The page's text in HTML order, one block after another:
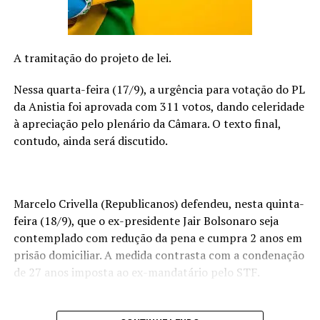
não apenas a paisagem da ilha, mas também os
sentimentos que ela desperta. Desde os primeiros
banhos de mar até as caminhadas noturnas pela praia.
Cada momento foi transformado em verso e melodia.
“Com essa música, quero compartilhar uma parte
sensível da minha história” , explica Fabio. “São vivências
e perspectivas muito íntimas e subjetivas. O single é um
agradecimento
A sonoridade da faixa combina elementos damúsica
brasileira com rock e blues, criando uma atmosfera
envolvente que reflete perfeitamente as paisagens e
emoções descritas na letra. A batida percussiva de violão
A tramitação do projeto de lei.
Nessa quarta-feira (17/9), a urgência para votação do PL
da Anistia foi aprovada com 311 votos, dando celeridade
à apreciação pelo plenário da Câmara. O texto final,
contudo, ainda será discutido.
Marcelo Crivella (Republicanos) defendeu, nesta quinta-
feira (18/9), que o ex-presidente Jair Bolsonaro seja
contemplado com redução da pena e cumpra 2 anos em
prisão domiciliar. A medida contrasta com a condenação
de 27 anos imposta ao ex-mandatário pelo STF.